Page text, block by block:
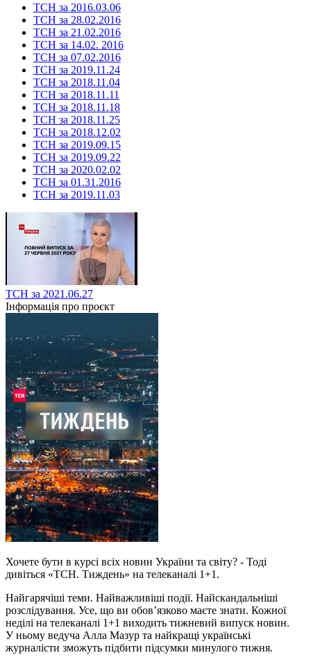
ТСН за 2016.03.06
ТСН за 28.02.2016
ТСН за 21.02.2016
ТСН за 14.02. 2016
ТСН за 07.02.2016
ТСН за 2019.11.24
ТСН за 2018.11.04
ТСН за 2018.11.11
ТСН за 2018.11.18
ТСН за 2018.11.25
ТСН за 2018.12.02
ТСН за 2019.09.15
ТСН за 2019.09.22
ТСН за 2020.02.02
ТСН за 01.31.2016
ТСН за 2019.11.03
ТСН за 2021.06.27
Інформація про проєкт
Хочете бути в курсі всіх новин України та світу? - Тоді
дивіться «ТСН. Тиждень» на телеканалі 1+1.
Найгарячіші теми. Найважливіші події. Найскандальніші
розслідування. Усе, що ви обов’язково маєте знати. Кожної
неділі на телеканалі 1+1 виходить тижневий випуск новин.
У ньому ведуча Алла Мазур та найкращі українські
журналісти зможуть підбити підсумки минулого тижня.